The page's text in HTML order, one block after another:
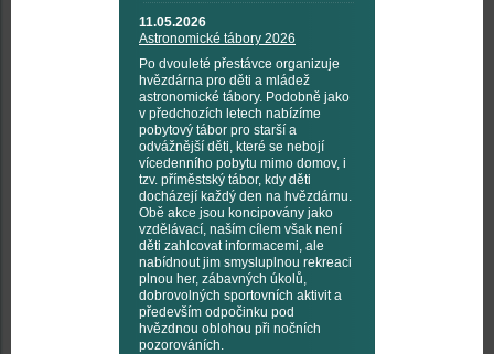
11.05.2026
Astronomické tábory 2026
Po dvouleté přestávce organizuje
hvězdárna pro děti a mládež
astronomické tábory. Podobně jako
v předchozích letech nabízíme
pobytový tábor pro starší a
odvážnější děti, které se nebojí
vícedenního pobytu mimo domov, i
tzv. příměstský tábor, kdy děti
docházejí každý den na hvězdárnu.
Obě akce jsou koncipovány jako
vzdělávací, naším cílem však není
děti zahlcovat informacemi, ale
nabídnout jim smysluplnou rekreaci
plnou her, zábavných úkolů,
dobrovolných sportovních aktivit a
především odpočinku pod
hvězdnou oblohou při nočních
pozorováních.